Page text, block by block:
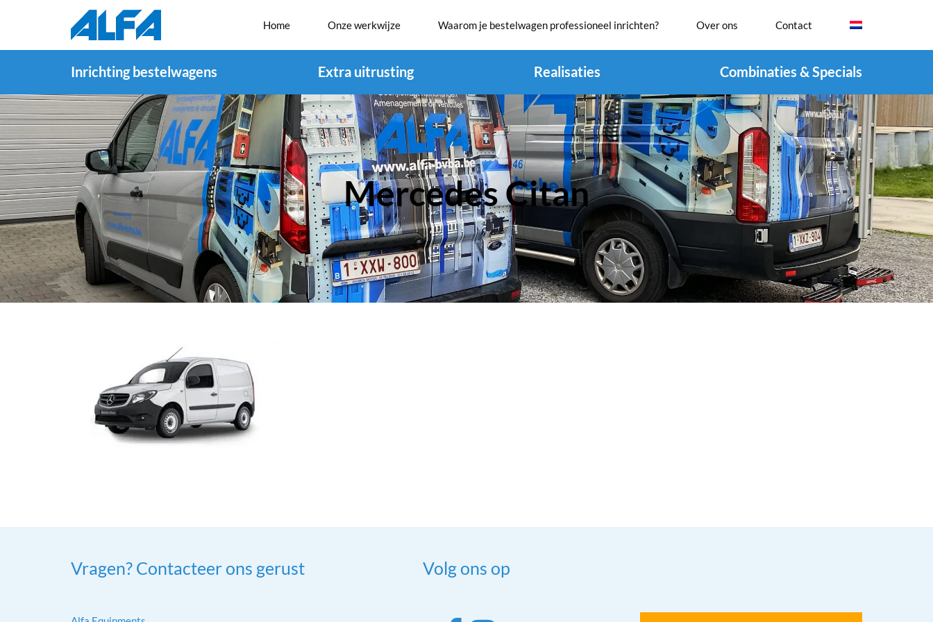
Home Onze werkwijze Waarom je bestelwagen professioneel inrichten? Over ons Contact
Inrichting bestelwagens Extra uitrusting Realisaties Combinaties & Specials
Mercedes Citan
Vragen? Contacteer ons gerust Volg ons op